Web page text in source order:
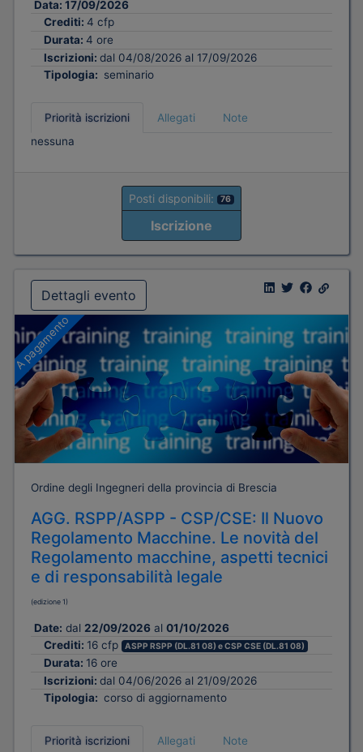
Data: 17/09/2026
Crediti: 4 cfp
Durata: 4 ore
Iscrizioni: dal 04/08/2026 al 17/09/2026
Tipologia: seminario
Priorità iscrizioni Allegati
Note
nessuna
Posti disponibili: 76
Iscrizione
Dettagli evento
A pagamento
Ordine degli Ingegneri della provincia di Brescia
AGG. RSPP/ASPP - CSP/CSE: Il Nuovo
Regolamento Macchine. Le novità del
Regolamento macchine, aspetti tecnici
e di responsabilità legale
(edizione 1)
Date: dal 22/09/2026 al 01/10/2026
Crediti: 16 cfp ASPP RSPP (DL.81 08) e CSP CSE (DL.81 08)
Durata: 16 ore
Iscrizioni: dal 04/06/2026 al 21/09/2026
Tipologia: corso di aggiornamento
Priorità iscrizioni Allegati
Note